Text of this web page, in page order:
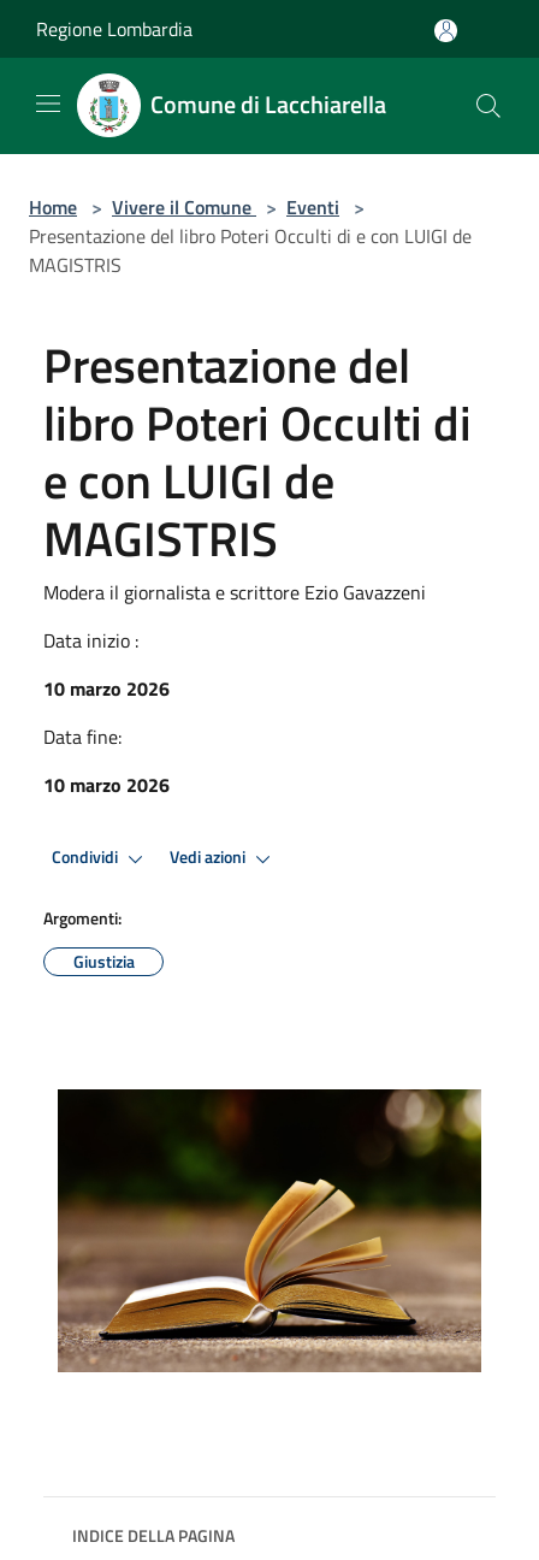
Regione Lombardia
Comune di Lacchiarella
Home > Vivere il Comune > Eventi >
Presentazione del libro Poteri Occulti di e con LUIGI de
MAGISTRIS
Presentazione del
libro Poteri Occulti di
e con LUIGI de
MAGISTRIS
Modera il giornalista e scrittore Ezio Gavazzeni
Data inizio :
10 marzo 2026
Data fine:
10 marzo 2026
Condividi Vedi azioni
Argomenti:
Giustizia
INDICE DELLA PAGINA